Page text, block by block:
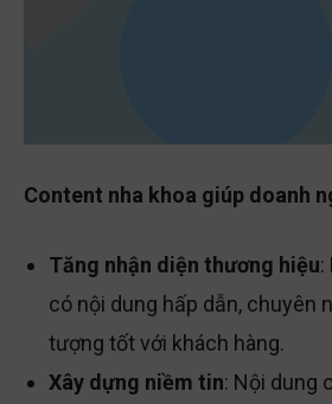
Content nha khoa giúp doanh
Tăng nhận diện thương hiệu:
có nội dung hấp dẫn, chuyên
tượng tốt với khách hàng.
Xây dựng niềm tin: Nội dung